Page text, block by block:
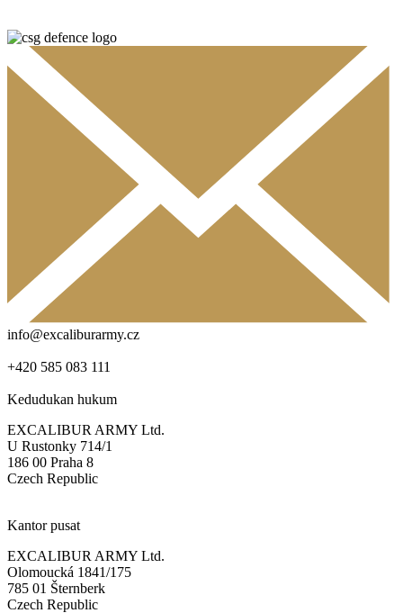
info@excaliburarmy.cz
+420 585 083 111
Kedudukan hukum
EXCALIBUR ARMY Ltd.
U Rustonky 714/1
186 00 Praha 8
Czech Republic
Kantor pusat
EXCALIBUR ARMY Ltd.
Olomoucká 1841/175
785 01 Šternberk
Czech Republic